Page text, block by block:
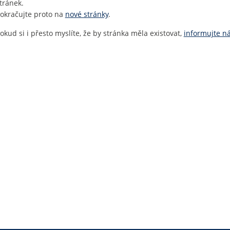
proto na nové stránky.
si i přesto myslíte, že by stránka měla existovat, informujte